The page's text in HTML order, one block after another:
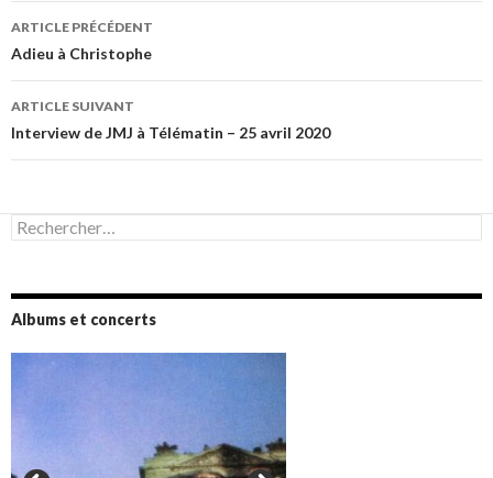
Navigation
des
articles
ARTICLE PRÉCÉDENT
Adieu à Christophe
ARTICLE SUIVANT
Interview de JMJ à Télématin – 25 avril 2020
Rechercher :
Albums et concerts